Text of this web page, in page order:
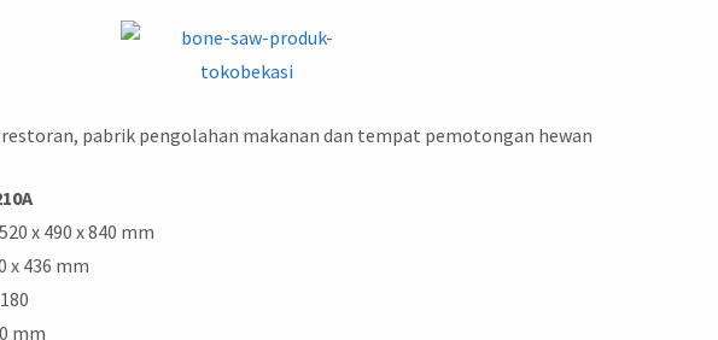
pabrik pengolahan makanan dan tempat pemotongan hewan
x 490 x 840 mm
436 mm
mm